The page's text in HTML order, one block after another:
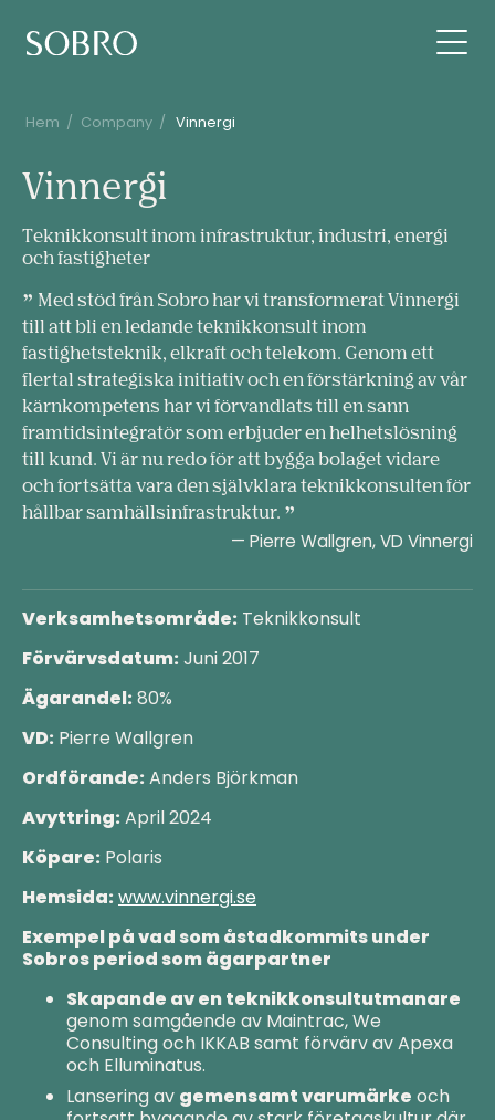
Hem / Company / Vinnergi
Vinnergi
Teknikkonsult inom infrastruktur, industri, energi
och fastigheter
Med stöd från Sobro har vi transformerat Vinnergi
till att bli en ledande teknikkonsult inom
fastighetsteknik, elkraft och telekom. Genom ett
flertal strategiska initiativ och en förstärkning av vår
kärnkompetens har vi förvandlats till en sann
framtidsintegratör som erbjuder en helhetslösning
till kund. Vi är nu redo för att bygga bolaget vidare
och fortsätta vara den självklara teknikkonsulten för
hållbar samhällsinfrastruktur.
— Pierre Wallgren, VD Vinnergi
Verksamhetsområde: Teknikkonsult
Förvärvsdatum: Juni 2017
Ägarandel: 80%
VD: Pierre Wallgren
Ordförande: Anders Björkman
Avyttring: April 2024
Köpare: Polaris
Hemsida: www.vinnergi.se
Exempel på vad som åstadkommits under
Sobros period som ägarpartner
Skapande av en teknikkonsultutmanare
genom samgående av Maintrac, We
Consulting och IKKAB samt förvärv av Apexa
och Elluminatus.
Lansering av gemensamt varumärke och